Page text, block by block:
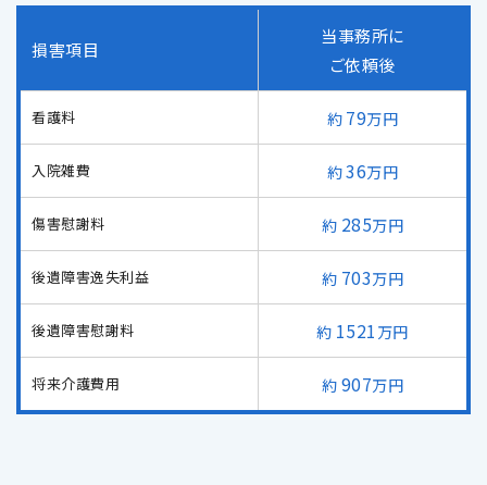
損害項目
当事務所に
ご依頼後
看護料 79万円
入院雑費 36万円
傷害慰謝料 285万円
後遺障害逸失利益 703万円
後遺障害慰謝料 1521 万円
将来介護費用 907万円